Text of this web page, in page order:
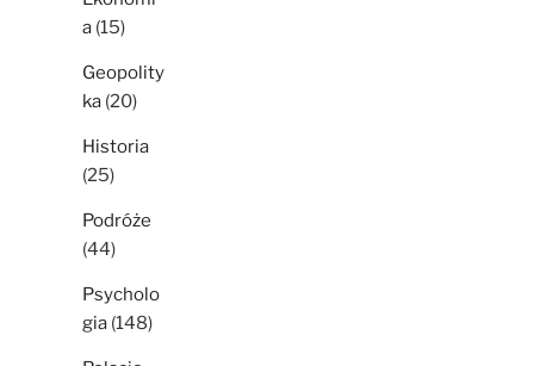
a (15)
Geopolity
ka (20)
Historia
(25)
Podróże
(44)
Psycholo
gia (148)